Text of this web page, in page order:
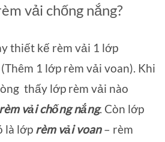
vải chống nắng?
thiết kế rèm vải 1 lớp
1 lớp rèm vải voan). Khi
thấy lớp rèm vải nào
rèm vải chống nắng. Còn lớp
là lớp rèm vải voan– rèm